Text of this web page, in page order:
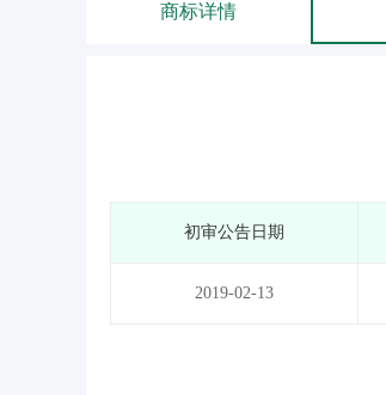
商标详情
初审公告日期
2019-02-13